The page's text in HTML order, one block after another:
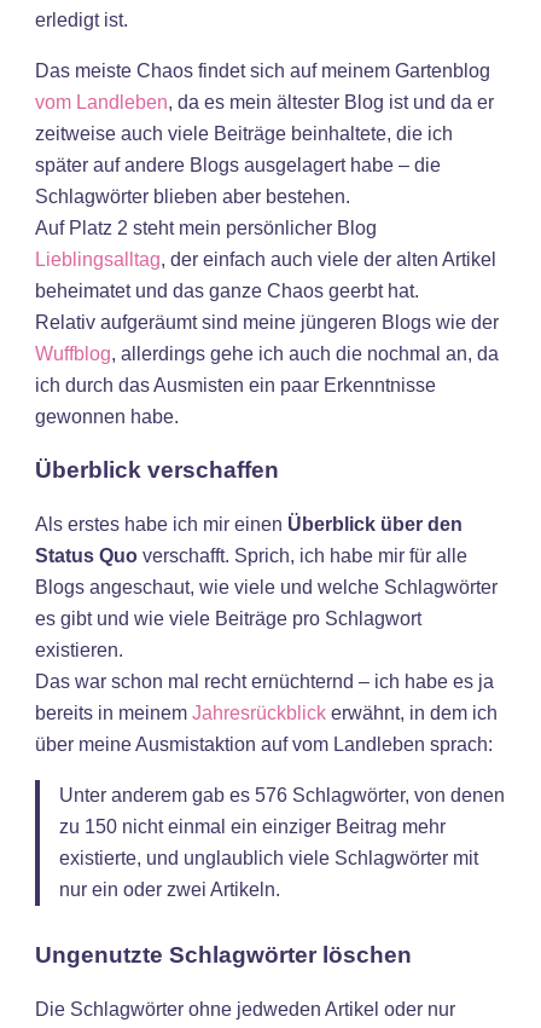
erledigt ist.
Das meiste Chaos findet sich auf meinem Gartenblog
vom Landleben, da es mein ältester Blog ist und da er
zeitweise auch viele Beiträge beinhaltete, die ich
später auf andere Blogs ausgelagert habe – die
Schlagwörter blieben aber bestehen.
Auf Platz 2 steht mein persönlicher Blog
Lieblingsalltag, der einfach auch viele der alten Artikel
beheimatet und das ganze Chaos geerbt hat.
Relativ aufgeräumt sind meine jüngeren Blogs wie der
Wuffblog, allerdings gehe ich auch die nochmal an, da
ich durch das Ausmisten ein paar Erkenntnisse
gewonnen habe.
Überblick verschaffen
Als erstes habe ich mir einen Überblick über den
Status Quo verschafft. Sprich, ich habe mir für alle
Blogs angeschaut, wie viele und welche Schlagwörter
es gibt und wie viele Beiträge pro Schlagwort
existieren.
Das war schon mal recht ernüchternd – ich habe es ja
bereits in meinem Jahresrückblick erwähnt, in dem ich
über meine Ausmistaktion auf vom Landleben sprach:
Unter anderem gab es 576 Schlagwörter, von denen
zu 150 nicht einmal ein einziger Beitrag mehr
existierte, und unglaublich viele Schlagwörter mit
nur ein oder zwei Artikeln.
Ungenutzte Schlagwörter löschen
Die Schlagwörter ohne jedweden Artikel oder nur